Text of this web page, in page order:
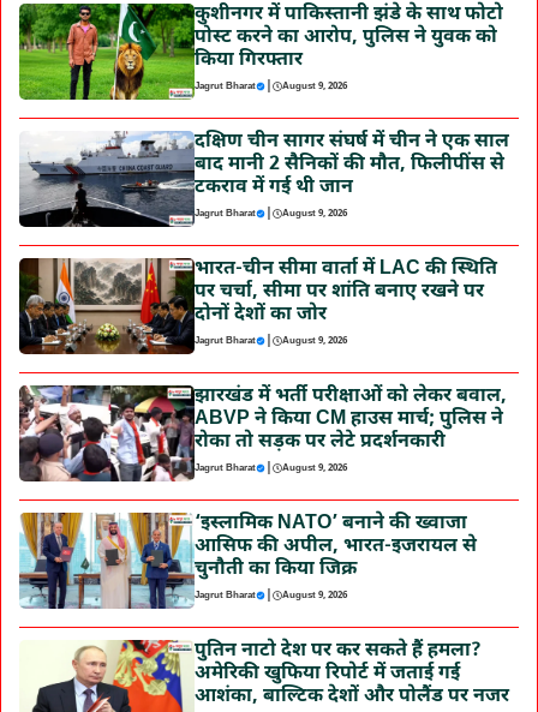
कुशीनगर में पाकिस्तानी झंडे के साथ फोटो
पोस्ट करने का आरोप, पुलिस ने युवक को
किया गिरफ्तार
Jagrut Bharat | August 9, 2026
दक्षिण चीन सागर संघर्ष में चीन ने एक साल
बाद मानी 2 सैनिकों की मौत, फिलीपींस से
टकराव में गई थी जान
Jagrut Bharat | August 9, 2026
भारत-चीन सीमा वार्ता में LAC की स्थिति
पर चर्चा, सीमा पर शांति बनाए रखने पर
दोनों देशों का जोर
Jagrut Bharat | August 9, 2026
झारखंड में भर्ती परीक्षाओं को लेकर बवाल,
ABVP ने किया CM हाउस मार्च; पुलिस ने
रोका तो सड़क पर लेटे प्रदर्शनकारी
Jagrut Bharat | August 9, 2026
‘इस्लामिक NATO’ बनाने की ख्वाजा
आसिफ की अपील, भारत-इजरायल से
चुनौती का किया जिक्र
Jagrut Bharat | August 9, 2026
पुतिन नाटो देश पर कर सकते हैं हमला?
अमेरिकी खुफिया रिपोर्ट में जताई गई
आशंका, बाल्टिक देशों और पोलैंड पर नजर